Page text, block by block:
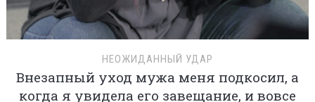
НЕОЖИДАННЫЙ УДАР
Внезапный уход мужа меня подкосил, а
когда я увидела его завещание, и вовсе